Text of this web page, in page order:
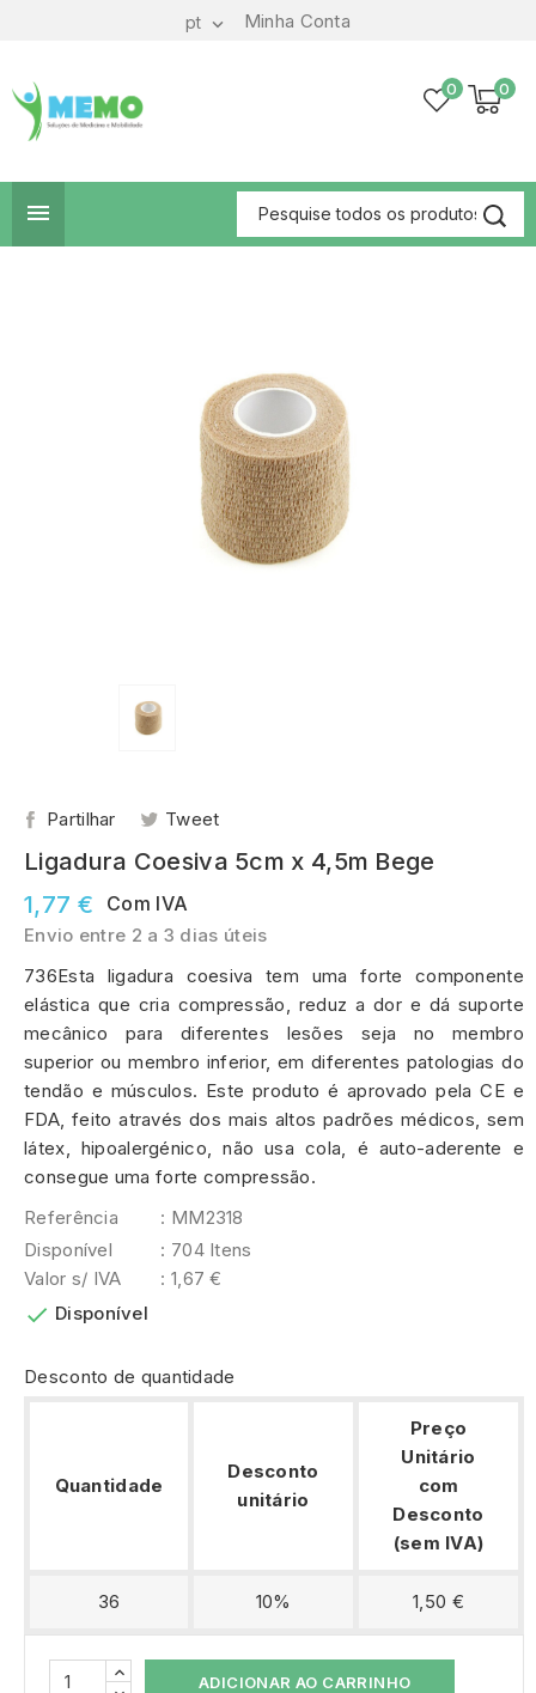
Minha Conta
pt 
0
0

Partilhar Tweet
Ligadura Coesiva 5cm x 4,5m Bege
1,77 €
Com IVA
Envio entre 2 a 3 dias úteis
736Esta ligadura coesiva tem uma forte componente
elástica que cria compressão, reduz a dor e dá suporte
mecânico para diferentes lesões seja no membro
superior ou membro inferior, em diferentes patologias do
tendão e músculos. Este produto é aprovado pela CE e
FDA, feito através dos mais altos padrões médicos, sem
látex, hipoalergénico, não usa cola, é auto-aderente e
consegue uma forte compressão.
Referência
: MM2318
Disponível
: 704 Itens
Valor s/ IVA
: 1,67 €
 Disponível
Desconto de quantidade
Quantidade
Desconto
unitário
Preço
Unitário
com
Desconto
(sem IVA)
36 10% 1,50 €
ADICIONAR AO CARRINHO